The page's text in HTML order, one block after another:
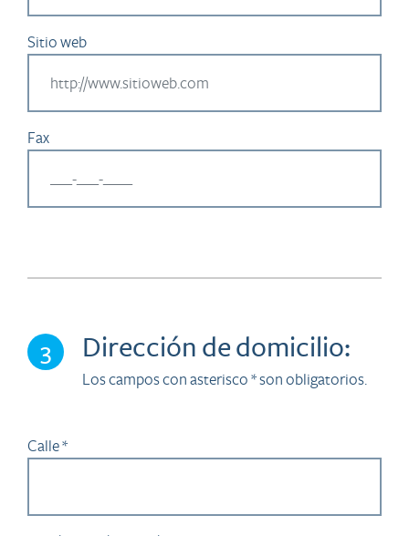
Sitio web
Fax
3 Dirección de domicilio:
Los campos con asterisco * son obligatorios.
Calle *